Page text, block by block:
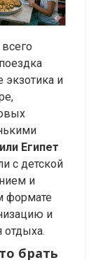
экзотика и
Египет
с детской
и
формате
и
отдыха.
брать